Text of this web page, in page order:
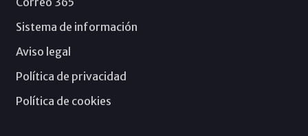
Sistema de información
Aviso legal
Política de privacidad
Política de cookies